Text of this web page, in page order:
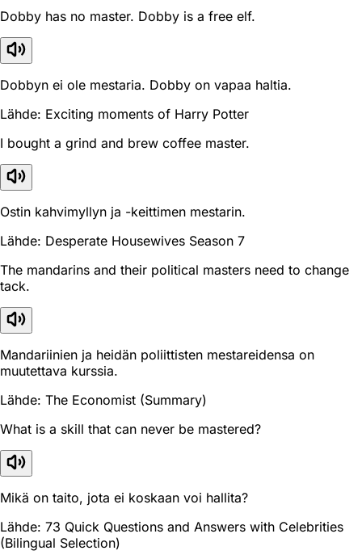
Dobby has no master. Dobby is a free elf.
Dobbyn ei ole mestaria. Dobby on vapaa haltia.
Lähde: Exciting moments of Harry Potter
I bought a grind and brew coffee master.
Ostin kahvimyllyn ja -keittimen mestarin.
Lähde: Desperate Housewives Season 7
The mandarins and their political masters need to change
tack.
Mandariinien ja heidän poliittisten mestareidensa on
muutettava kurssia.
Lähde: The Economist (Summary)
What is a skill that can never be mastered?
Mikä on taito, jota ei koskaan voi hallita?
Lähde: 73 Quick Questions and Answers with Celebrities
(Bilingual Selection)